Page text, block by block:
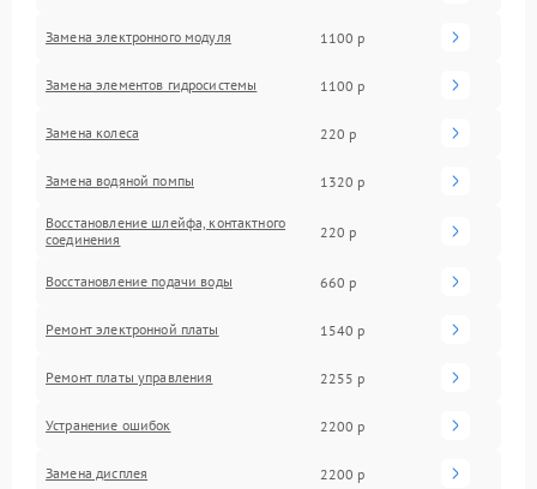
Замена электронного модуля 1100 р
Замена элементов гидросистемы 1100 р
Замена колеса 220 р
Замена водяной помпы 1320 р
Восстановление шлейфа, контактного
соединения
220 р
Восстановление подачи воды 660 р
Ремонт электронной платы 1540 р
Ремонт платы управления 2255 р
Устранение ошибок 2200 р
Замена дисплея 2200 р